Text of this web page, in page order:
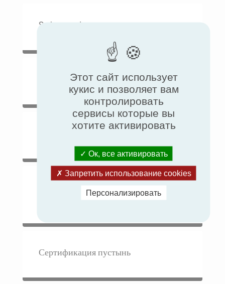
Solar systems
Stoves & Barbecues
Thermostatic valves - Keymark
Thermostatic valves – Temporal
Сертификация пустынь
Этот сайт использует
кукис и позволяет вам
контролировать
сервисы которые вы
хотите активировать
Ок, все активировать
Запретить использование cookies
Персонализировать